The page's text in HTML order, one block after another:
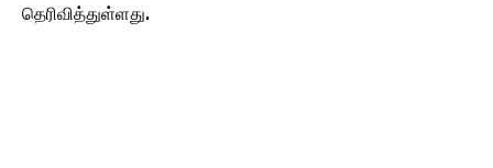
தெரிவித்துள்ளது.